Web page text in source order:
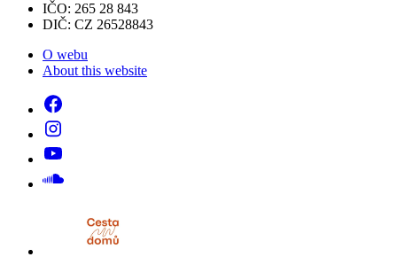
IČO: 265 28 843
DIČ: CZ 26528843
O webu
About this website